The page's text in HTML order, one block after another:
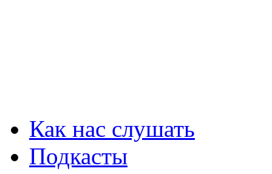
Как нас слушать
Подкасты